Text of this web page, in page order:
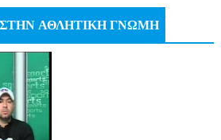
ΣΤΗΝ ΑΘΛΗΤΙΚΗ ΓΝΩΜΗ